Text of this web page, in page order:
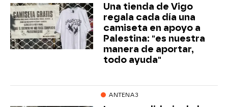
Una tienda de Vigo
regala cada día una
camiseta en apoyo a
Palestina: "es nuestra
manera de aportar,
todo ayuda"
ANTENA3